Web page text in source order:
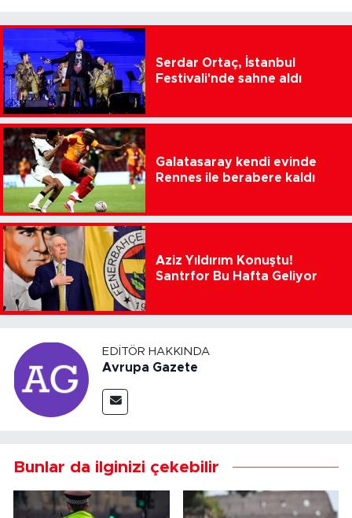
Serdar Ortaç, İstanbul
Festivali'nde sahne aldı
Galatasaray kendi evinde
Rennes ile berabere kaldı
Aziz Yıldırım Konuştu!
Santrfor Bu Hafta Geliyor
EDITÖR HAKKINDA
Avrupa Gazete
Bunlar da ilginizi çekebilir